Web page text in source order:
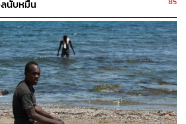
นับหมื่น